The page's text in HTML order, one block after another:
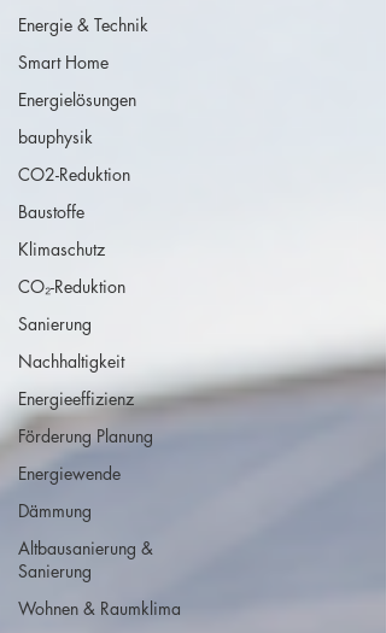
Energie & Technik
Smart Home
Energielösungen
bauphysik
CO2-Reduktion
Baustoffe
Klimaschutz
CO₂-Reduktion
Sanierung
Nachhaltigkeit
Energieeffizienz
Förderung Planung
Energiewende
Dämmung
Altbausanierung &
Sanierung
Wohnen & Raumklima